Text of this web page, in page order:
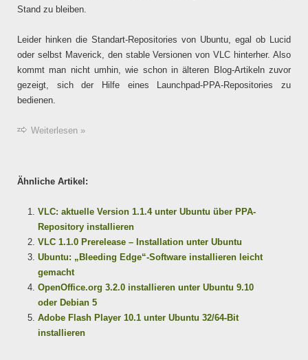
Stand zu bleiben.
Leider hinken die Standart-Repositories von Ubuntu, egal ob Lucid
oder selbst Maverick, den stable Versionen von VLC hinterher. Also
kommt man nicht umhin, wie schon in älteren Blog-Artikeln zuvor
gezeigt, sich der Hilfe eines Launchpad-PPA-Repositories zu
bedienen.
Weiterlesen »
Ähnliche Artikel:
VLC: aktuelle Version 1.1.4 unter Ubuntu über PPA-
Repository installieren
VLC 1.1.0 Prerelease – Installation unter Ubuntu
Ubuntu: „Bleeding Edge“-Software installieren leicht
gemacht
OpenOffice.org 3.2.0 installieren unter Ubuntu 9.10
oder Debian 5
Adobe Flash Player 10.1 unter Ubuntu 32/64-Bit
installieren